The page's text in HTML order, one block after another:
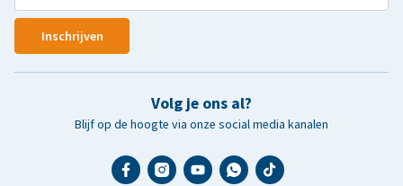
Inschrijven
Volg je ons al?
Blijf op de hoogte via onze social media kanalen